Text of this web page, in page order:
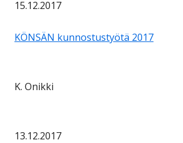
15.12.2017
KÖNSÄN kunnostustyötä 2017
K. Onikki
13.12.2017